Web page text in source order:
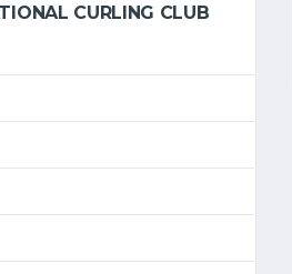
CURLING CLUB